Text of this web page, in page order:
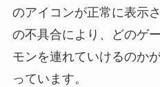
のアイコンが正常に表示
の不具合により、どのゲ
モンを連れていけるのか
っています。